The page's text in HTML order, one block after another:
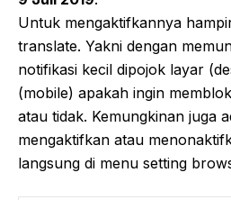
Untuk mengaktifkannya
translate. Yakni dengan
notifikasi kecil dipojok layar
(mobile) apakah ingin
atau tidak. Kemungkinan juga
mengaktifkan atau
langsung di menu setting